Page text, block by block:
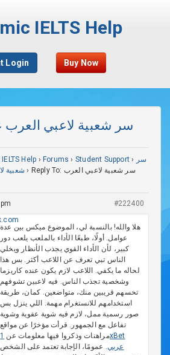
IELTS Help
Login Buy Now
Help › Forums › Student Support › سر
شعبية › Reply To: سر شعبية لاعبي العرب
#222400
هلا والله! بالنسبة لي، الموضوع ميكس بين عدة
عوامل. أولًا، طبعًا الأداء بالملعب يلعب دور
كبير، لأن الأداء القوي يجذب الأنظار ويخلي
الناس تبي تعرف عن اللاعب أكثر. بس هذا
لحاله ما يكفي. اللاعب لازم يكون عنده كاريزما
وشخصية تجذب الناس. فيه لاعبين تشوفهم
تحسهم قريبين منك، متواضعين. كمان، طريقة
استخدامهم للانستغرام مهمة. اللي ينزل بس
صور رسمية ممل، لازم فيه شوية عفوية وشوية
تفاعل مع الجمهور. قرأت مؤخرًا عن مواقع
مراهنات وذكروا فيها معلومات عن 1xBet
عربي. عمومًا، الإجابة تعتمد على الشخص